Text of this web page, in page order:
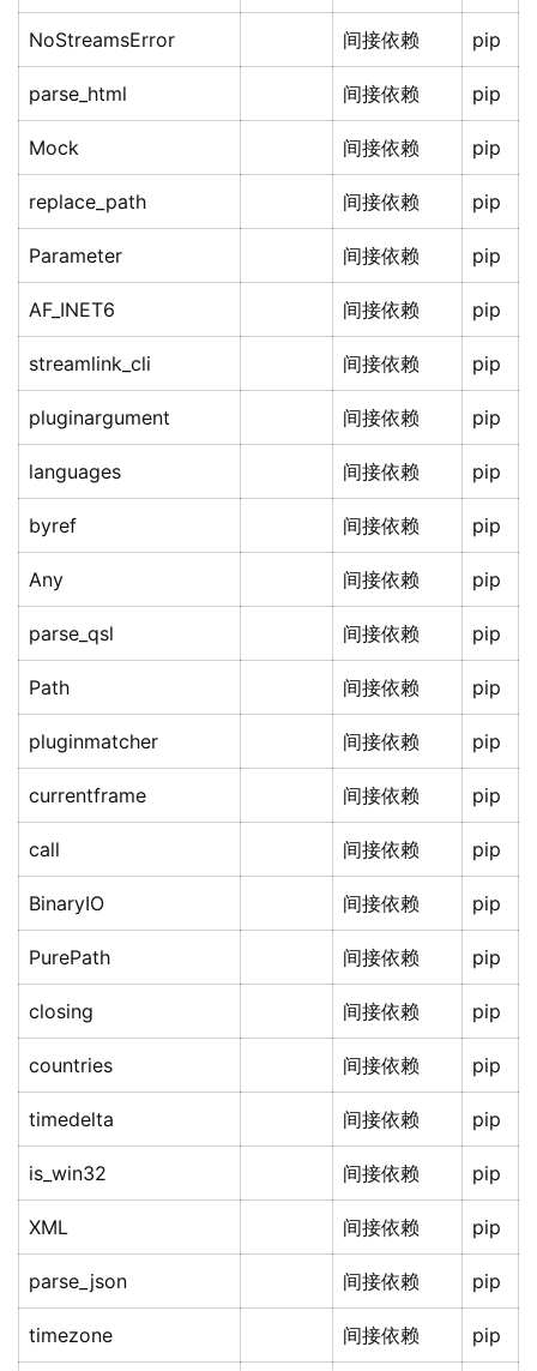
NoStreamsError 间接依赖 pip
parse_html 间接依赖 pip
Mock 间接依赖 pip
replace_path 间接依赖 pip
Parameter 间接依赖 pip
AF_INET6 间接依赖 pip
streamlink_cli 间接依赖 pip
pluginargument 间接依赖 pip
languages 间接依赖 pip
byref 间接依赖 pip
Any 间接依赖 pip
parse_qsl 间接依赖 pip
Path 间接依赖 pip
pluginmatcher 间接依赖 pip
currentframe 间接依赖 pip
call 间接依赖 pip
BinaryIO 间接依赖 pip
PurePath 间接依赖 pip
closing 间接依赖 pip
countries 间接依赖 pip
timedelta 间接依赖 pip
is_win32 间接依赖 pip
XML 间接依赖 pip
parse_json 间接依赖 pip
timezone 间接依赖 pip